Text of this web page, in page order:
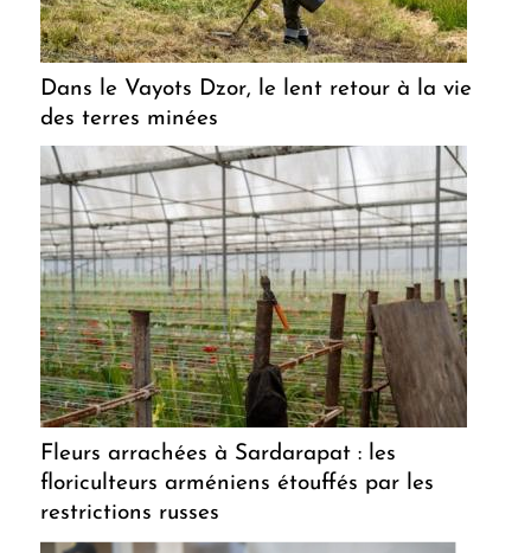
Dans le Vayots Dzor, le lent retour à la vie
des terres minées
Fleurs arrachées à Sardarapat : les
floriculteurs arméniens étouffés par les
restrictions russes